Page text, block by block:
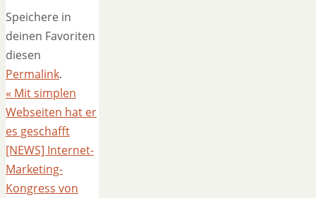
Speichere in
deinen Favoriten
diesen
Permalink.
« Mit simplen
Webseiten hat er
es geschafft
[NEWS] Internet-
Marketing-
Kongress von